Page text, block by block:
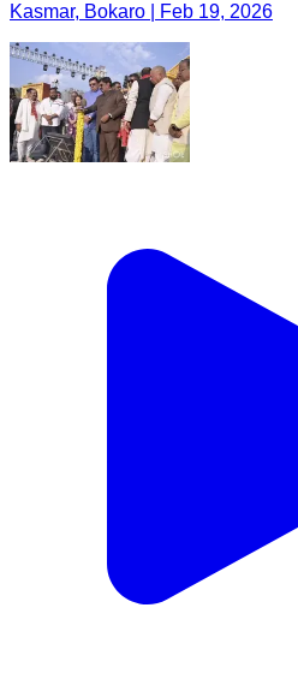
Kasmar, Bokaro | Feb 19, 2026